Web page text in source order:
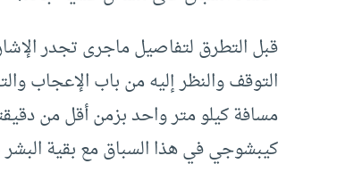
التوقف والنظر إليه من باب الإعجاب
كيبشوجي في هذا السباق مع بقية